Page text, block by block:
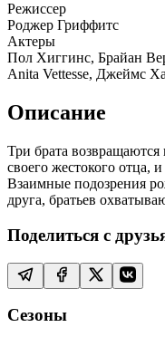
Режиссер
Роджер Гриффитс
Актеры
Пол Хиггинс, Брайан
Anita Vettesse, Джеймс
Описание
Три брата
своего жестокого отца,
Взаимные подозрения
друга, братьев
Поделиться с
Сезоны